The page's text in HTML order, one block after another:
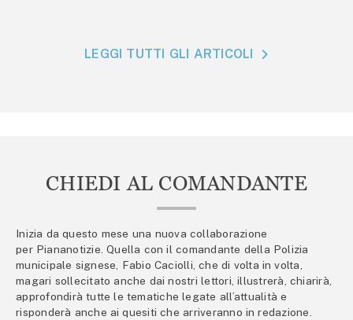
LEGGI TUTTI GLI ARTICOLI
CHIEDI AL COMANDANTE
Inizia da questo mese una nuova collaborazione
per Piananotizie. Quella con il comandante della Polizia
municipale signese, Fabio Caciolli, che di volta in volta,
magari sollecitato anche dai nostri lettori, illustrerà, chiarirà,
approfondirà tutte le tematiche legate all’attualità e
risponderà anche ai quesiti che arriveranno in redazione.